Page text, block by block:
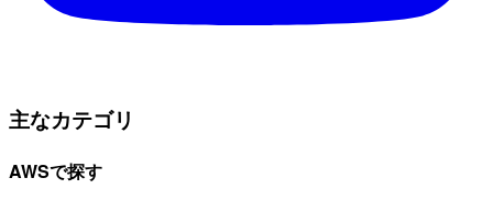
主なカテゴリ
AWSで探す